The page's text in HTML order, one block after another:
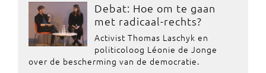
Debat: Hoe om te gaan
met radicaal-rechts?
Activist Thomas Laschyk en
politicoloog Léonie de Jonge
over de bescherming van de democratie.